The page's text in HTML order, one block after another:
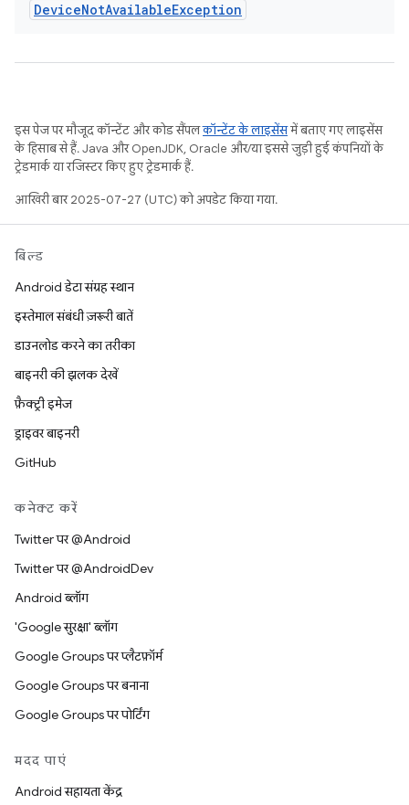
DeviceNotAvailableException
इस पेज पर मौजूद कॉन्टेंट और कोड सैंपलकॉन्टेंट के लाइसेंसमें बताए गए लाइसेंस
के हिसाब से हैं. Java और OpenJDK, Oracle और/या इससे जुड़ी हुई कंपनियों के
ट्रेडमार्क या रजिस्टर किए हुए ट्रेडमार्क हैं.
आखिरी बार 2025-07-27 (UTC) को अपडेट किया गया.
बिल्ड
Android डेटा संग्रह स्थान
इस्तेमाल संबंधी ज़रूरी बातें
डाउनलोड करने का तरीका
बाइनरी की झलक देखें
फ़ैक्ट्री इमेज
ड्राइवर बाइनरी
GitHub
कनेक्ट करें
Twitter पर @Android
Twitter पर @AndroidDev
Android ब्लॉग
'Google सुरक्षा' ब्लॉग
Google Groups पर प्लैटफ़ॉर्म
Google Groups पर बनाना
Google Groups पर पोर्टिंग
मदद पाएं
Android सहायता केंद्र